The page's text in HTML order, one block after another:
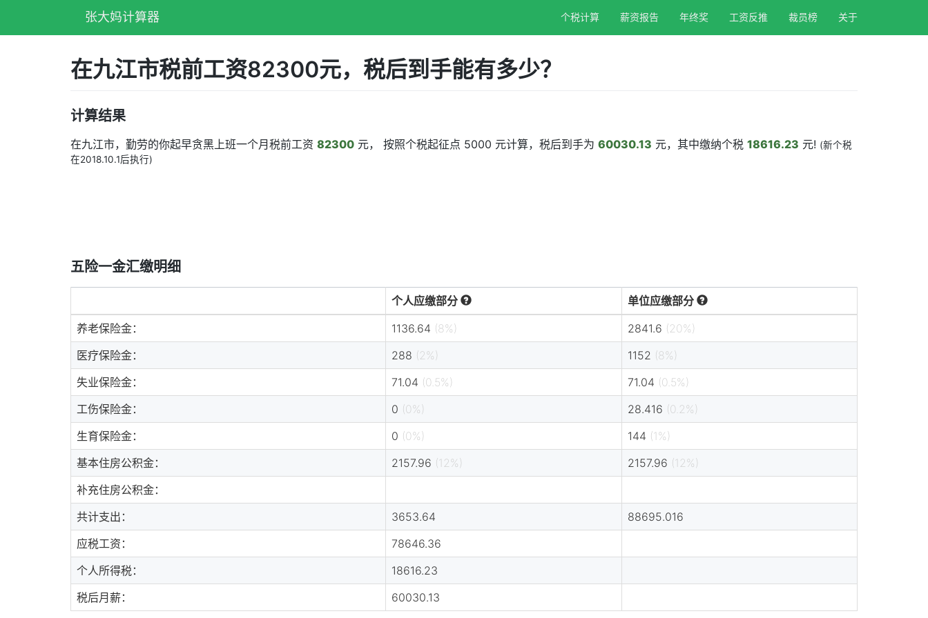
张大妈计算器 个税计算 薪资报告 年终奖 工资反推 裁员榜 关于
在九江市税前工资82300元，税后到手能有多少？
计算结果
在九江市，勤劳的你起早贪黑上班一个月税前工资 82300 元， 按照个税起征点 5000 元计算，税后到手为 60030.13 元，其中缴纳个税 18616.23 元! (新个税
在2018.10.1后执行)
五险一金汇缴明细
个人应缴部分
单位应缴部分
养老保险金：
1136.64 (8%) 2841.6 (20%)
医疗保险金：
288 (2%) 1152 (8%)
失业保险金：
71.04 (0.5%) 71.04 (0.5%)
工伤保险金：
0 (0%) 28.416 (0.2%)
生育保险金：
0 (0%) 144 (1%)
基本住房公积金：
2157.96 (12%) 2157.96 (12%)
补充住房公积金：
共计支出：
3653.64
88695.016
应税工资：
78646.36
个人所得税：
18616.23
税后月薪：
60030.13